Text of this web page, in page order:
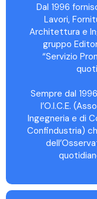
Dal 1996
Lavori,
Architettura e
gruppo
“Servizio
Sempre dal
l’O.I.C.E.
Ingegneria e di
Confindustria)